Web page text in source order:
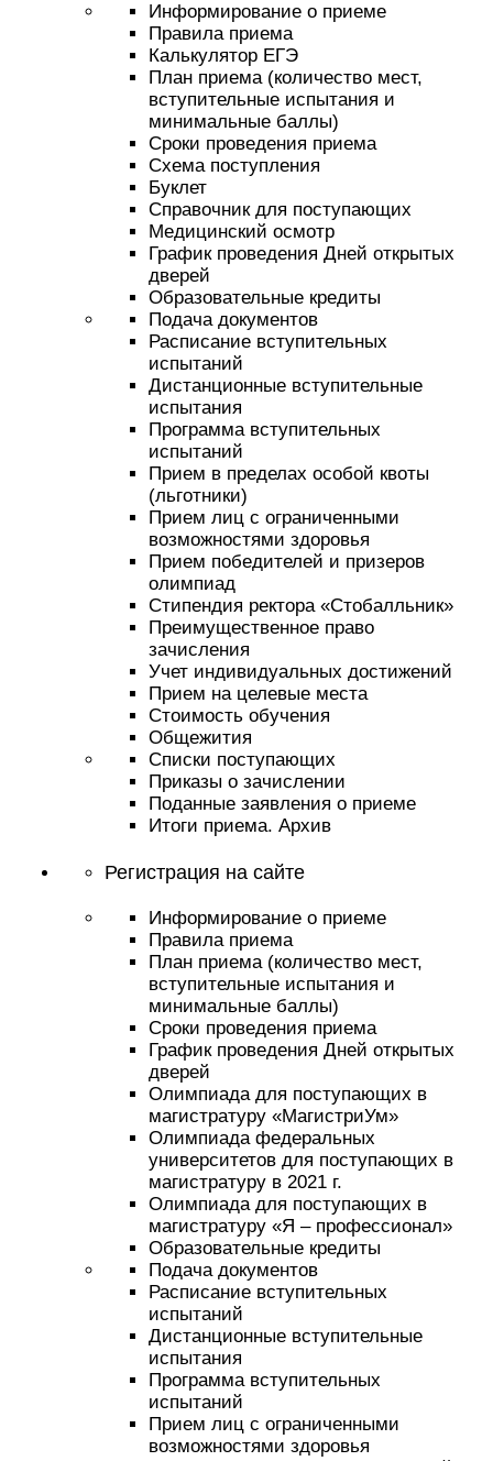
Информирование о приеме
Правила приема
Калькулятор ЕГЭ
План приема (количество мест,
вступительные испытания и
минимальные баллы)
Сроки проведения приема
Схема поступления
Буклет
Справочник для поступающих
Медицинский осмотр
График проведения Дней открытых
дверей
Образовательные кредиты
Подача документов
Расписание вступительных
испытаний
Дистанционные вступительные
испытания
Программа вступительных
испытаний
Прием в пределах особой квоты
(льготники)
Прием лиц с ограниченными
возможностями здоровья
Прием победителей и призеров
олимпиад
Стипендия ректора «Стобалльник»
Преимущественное право
зачисления
Учет индивидуальных достижений
Прием на целевые места
Стоимость обучения
Общежития
Списки поступающих
Приказы о зачислении
Поданные заявления о приеме
Итоги приема. Архив
Регистрация на сайте
Информирование о приеме
Правила приема
План приема (количество мест,
вступительные испытания и
минимальные баллы)
Сроки проведения приема
График проведения Дней открытых
дверей
Олимпиада для поступающих в
магистратуру «МагистриУм»
Олимпиада федеральных
университетов для поступающих в
магистратуру в 2021 г.
Олимпиада для поступающих в
магистратуру «Я – профессионал»
Образовательные кредиты
Подача документов
Расписание вступительных
испытаний
Дистанционные вступительные
испытания
Программа вступительных
испытаний
Прием лиц с ограниченными
возможностями здоровья